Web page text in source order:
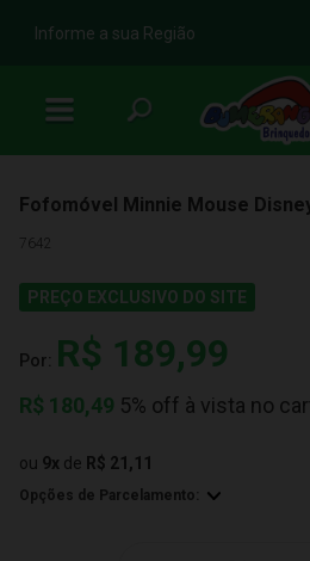
b
Informe a sua Região
Fofomóvel Minnie Mouse
7642
PREÇO EXCLUSIVO DO SITE
Por: R$ 189,99
R$ 180,49 5% off à vista no
ou 9x de R$ 21,11
Opções de Parcelamento: